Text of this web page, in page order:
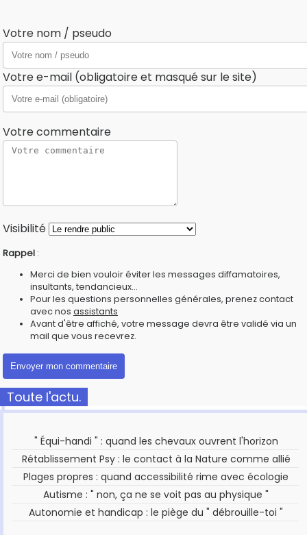
Votre nom / pseudo
Votre e-mail (obligatoire et masqué sur le site)
Votre commentaire
Visibilité
Rappel :
Merci de bien vouloir éviter les messages diffamatoires,
insultants, tendancieux...
Pour les questions personnelles générales, prenez contact
avec nos assistants
Avant d'être affiché, votre message devra être validé via un
mail que vous recevrez.
Toute l'actu.
" Équi-handi " : quand les chevaux ouvrent l'horizon
Rétablissement Psy : le contact à la Nature comme allié
Plages propres : quand accessibilité rime avec écologie
Autisme : " non, ça ne se voit pas au physique "
Autonomie et handicap : le piège du " débrouille-toi "